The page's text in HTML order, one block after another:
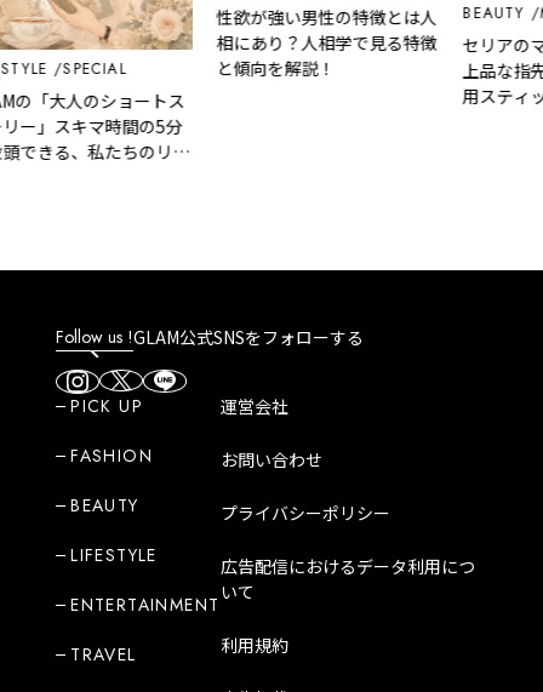
SPECIAL
「大人のショートス
」スキマ時間の5分
きる、私たちのリア
性欲が強い男性の特徴とは人
相にあり？人相学で見る特徴
と傾向を解説！
BEAUTY
セリアのマ
上品な指先
用スティッ
Follow us !GLAM公式SNSをフォローする
PICK UP
FASHION
BEAUTY
LIFESTYLE
ENTERTAINMENT
TRAVEL
運営会社
お問い合わせ
プライバシーポリシー
広告配信におけるデータ利用につ
いて
利用規約